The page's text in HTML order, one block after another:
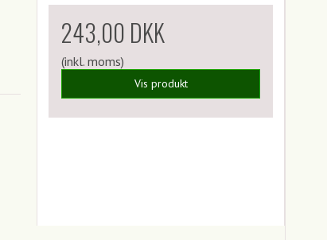
243,00 DKK
(inkl. moms)
Vis produkt